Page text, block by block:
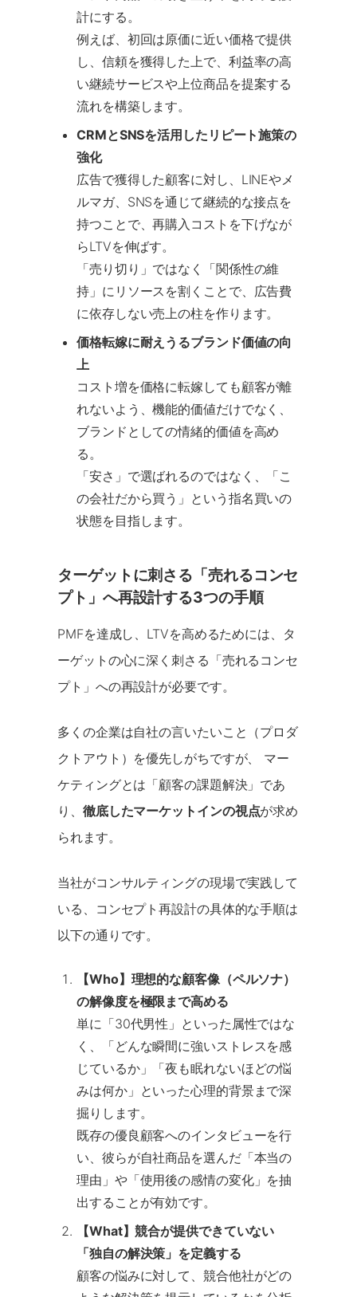
計にする。
例えば、初回は原価に近い価格で提供
し、信頼を獲得した上で、利益率の高
い継続サービスや上位商品を提案する
流れを構築します。
CRMとSNSを活用したリピート施策の
強化
広告で獲得した顧客に対し、LINEやメ
ルマガ、SNSを通じて継続的な接点を
持つことで、再購入コストを下げなが
らLTVを伸ばす。
「売り切り」ではなく「関係性の維
持」にリソースを割くことで、広告費
に依存しない売上の柱を作ります。
価格転嫁に耐えうるブランド価値の向
上
コスト増を価格に転嫁しても顧客が離
れないよう、機能的価値だけでなく、
ブランドとしての情緒的価値を高め
る。
「安さ」で選ばれるのではなく、「こ
の会社だから買う」という指名買いの
状態を目指します。
ターゲットに刺さる「売れるコンセ
プト」へ再設計する3つの手順
PMFを達成し、LTVを高めるためには、タ
ーゲットの心に深く刺さる「売れるコンセ
プト」への再設計が必要です。
多くの企業は自社の言いたいこと（プロダ
クトアウト）を優先しがちですが、 マー
ケティングとは「顧客の課題解決」であ
り、 徹底したマーケットインの視点が求め
られます。
当社がコンサルティングの現場で実践して
いる、コンセプト再設計の具体的な手順は
以下の通りです。
【Who】理想的な顧客像（ペルソナ）
の解像度を極限まで高める
単に「30代男性」といった属性ではな
く、「どんな瞬間に強いストレスを感
じているか」「夜も眠れないほどの悩
みは何か」といった心理的背景まで深
掘りします。
既存の優良顧客へのインタビューを行
い、彼らが自社商品を選んだ「本当の
理由」や「使用後の感情の変化」を抽
出することが有効です。
【What】競合が提供できていない
「独自の解決策」を定義する
顧客の悩みに対して、競合他社がどの